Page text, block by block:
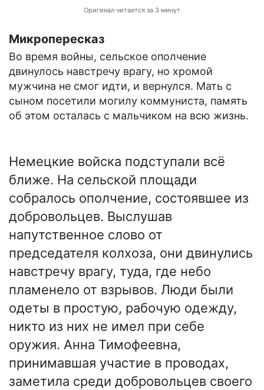
Оригинал читается за 3 минут
Микропересказ
Во время войны, сельское ополчение
двинулось навстречу врагу, но хромой
мужчина не смог идти, и вернулся. Мать с
сыном посетили могилу коммуниста, память
об этом осталась с мальчиком на всю жизнь.
Немецкие войска подступали всё
ближе. На сельской площади
собралось ополчение, состоявшее из
добровольцев. Выслушав
напутственное слово от
председателя колхоза, они двинулись
навстречу врагу, туда, где небо
пламенело от взрывов. Люди были
одеты в простую, рабочую одежду,
никто из них не имел при себе
оружия. Анна Тимофеевна,
принимавшая участие в проводах,
заметила среди добровольцев своего